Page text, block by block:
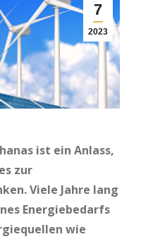
7
2023
ist ein Anlass,
zur
Viele Jahre lang
Energiebedarfs
wie